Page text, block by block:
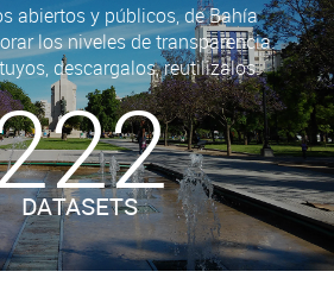
abiertos y públicos, de Bahía
los niveles de transparencia.
descargalos, reutilizalos.
DATASETS